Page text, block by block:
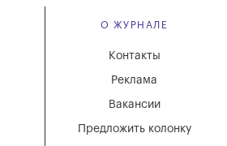
О ЖУРНАЛЕ
Вакансии
Реклама
Контакты
Предложить колонку